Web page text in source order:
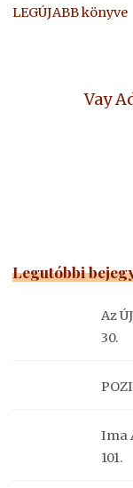
LEGÚJABB könyve
Vay
Legutóbbi
Az
30.
Ima
101.